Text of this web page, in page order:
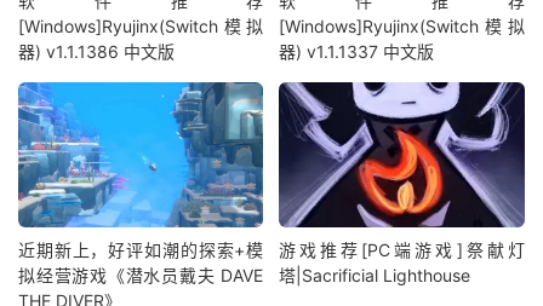
[Windows]Ryujinx(Switch模拟
器) v1.1.1386 中文版
[Windows]Ryujinx(Switch模拟
器) v1.1.1337 中文版
近期新上，好评如潮的探索+模
拟经营游戏《潜水员戴夫 DAVE
THE DIVER》
游戏推荐[PC端游戏]祭献灯
塔|Sacrificial Lighthouse